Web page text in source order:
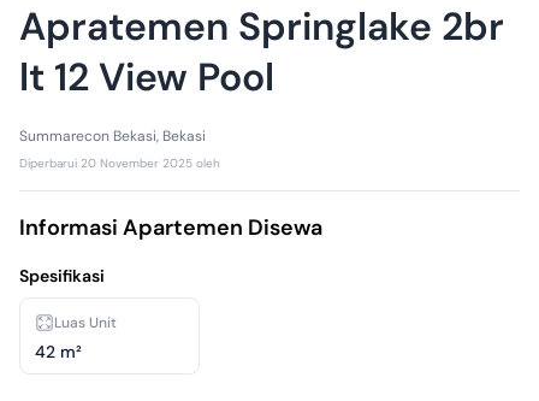
Apratemen Springlake 2br
lt 12 View Pool
Summarecon Bekasi, Bekasi
Diperbarui 20 November 2025 oleh
Informasi Apartemen Disewa
Spesifikasi
Luas Unit
42 m²